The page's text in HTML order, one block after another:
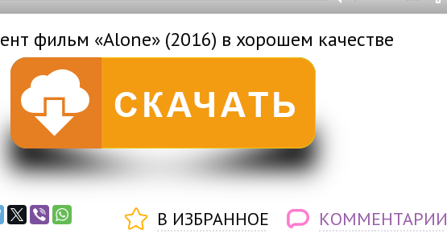
фильм «Alone» (2016) в хорошем качестве
В ИЗБРАННОЕ КОММЕНТАРИИ